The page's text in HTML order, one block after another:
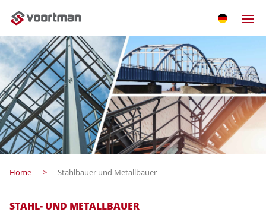
Home Stahlbauer und Metallbauer
STAHL- UND METALLBAUER